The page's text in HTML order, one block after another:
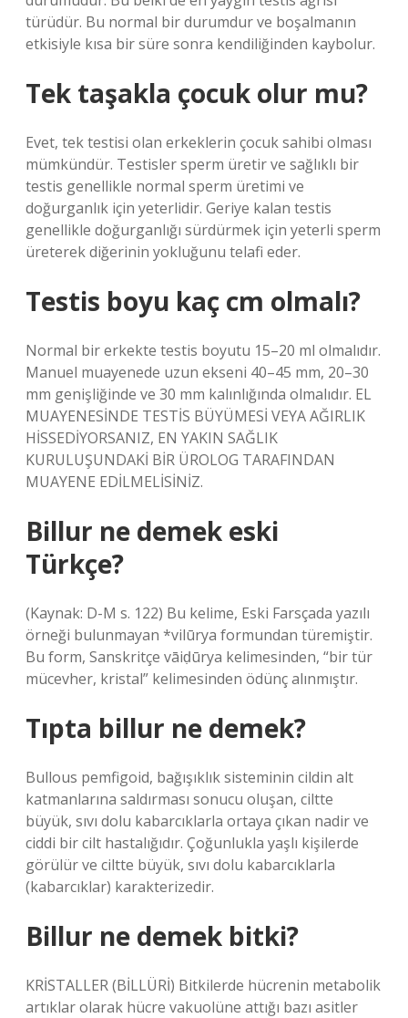
türüdür. Bu normal bir durumdur ve boşalmanın
etkisiyle kısa bir süre sonra kendiliğinden kaybolur.
Tek taşakla çocuk olur mu?
Evet, tek testisi olan erkeklerin çocuk sahibi olması
mümkündür. Testisler sperm üretir ve sağlıklı bir
testis genellikle normal sperm üretimi ve
doğurganlık için yeterlidir. Geriye kalan testis
genellikle doğurganlığı sürdürmek için yeterli sperm
üreterek diğerinin yokluğunu telafi eder.
Testis boyu kaç cm olmalı?
Normal bir erkekte testis boyutu 15–20 ml olmalıdır.
Manuel muayenede uzun ekseni 40–45 mm, 20–30
mm genişliğinde ve 30 mm kalınlığında olmalıdır. EL
MUAYENESİNDE TESTİS BÜYÜMESİ VEYA AĞIRLIK
HİSSEDİYORSANIZ, EN YAKIN SAĞLIK
KURULUŞUNDAKİ BİR ÜROLOG TARAFINDAN
MUAYENE EDİLMELİSİNİZ.
Billur ne demek eski
Türkçe?
(Kaynak: D-M s. 122) Bu kelime, Eski Farsçada yazılı
örneği bulunmayan *vilūrya formundan türemiştir.
Bu form, Sanskritçe vāiḍūrya kelimesinden, “bir tür
mücevher, kristal” kelimesinden ödünç alınmıştır.
Tıpta billur ne demek?
Bullous pemfigoid, bağışıklık sisteminin cildin alt
katmanlarına saldırması sonucu oluşan, ciltte
büyük, sıvı dolu kabarcıklarla ortaya çıkan nadir ve
ciddi bir cilt hastalığıdır. Çoğunlukla yaşlı kişilerde
görülür ve ciltte büyük, sıvı dolu kabarcıklarla
(kabarcıklar) karakterizedir.
Billur ne demek bitki?
KRİSTALLER (BİLLÜRİ) Bitkilerde hücrenin metabolik
artıklar olarak hücre vakuolüne attığı bazı asitler